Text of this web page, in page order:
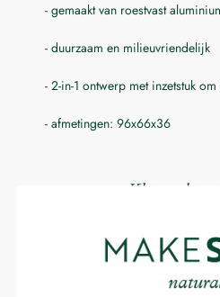
- gemaakt van roestvast
- duurzaam en milieuvriendelijk
- 2-in-1 ontwerp met inzetstuk
- afmetingen: 96x66x36
Basé sur 1